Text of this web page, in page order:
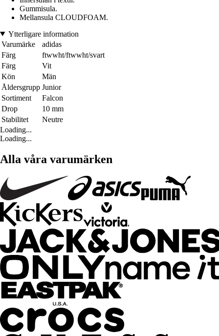
Gummisula.
Mellansula CLOUDFOAM.
Ytterligare information
Varumärke
adidas
Färg
ftwwht/ftwwht/svart
Färg
Vit
Kön
Män
Åldersgrupp Junior
Sortiment
Falcon
Drop
10 mm
Stabilitet
Neutre
Loading...
Loading...
Alla våra varumärken